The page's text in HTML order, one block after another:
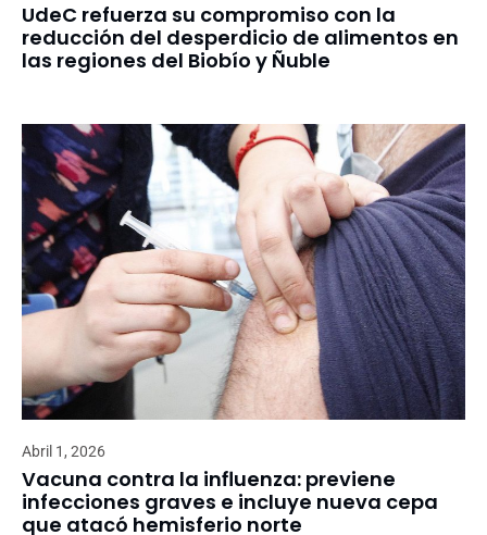
UdeC refuerza su compromiso con la
reducción del desperdicio de alimentos en
las regiones del Biobío y Ñuble
Abril 1, 2026
Vacuna contra la influenza: previene
infecciones graves e incluye nueva cepa
que atacó hemisferio norte